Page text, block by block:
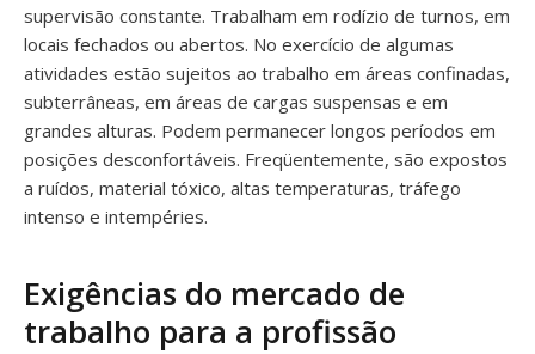
supervisão constante. Trabalham em rodízio de turnos, em
locais fechados ou abertos. No exercício de algumas
atividades estão sujeitos ao trabalho em áreas confinadas,
subterrâneas, em áreas de cargas suspensas e em
grandes alturas. Podem permanecer longos períodos em
posições desconfortáveis. Freqüentemente, são expostos
a ruídos, material tóxico, altas temperaturas, tráfego
intenso e intempéries.
Exigências do mercado de
trabalho para a profissão